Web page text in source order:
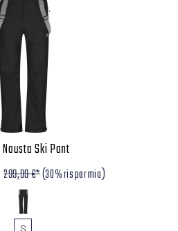
Nausta Ski Pant
299,99 €*(30% risparmio)
S